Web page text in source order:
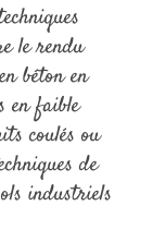
le rendu
béton en
en faible
coulés ou
de
industriels